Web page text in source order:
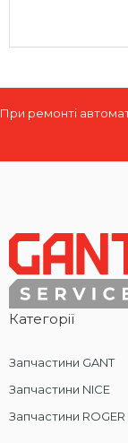
При ремонті
Категорії
Запчастини GANT
Запчастини NICE
Запчастини ROGER